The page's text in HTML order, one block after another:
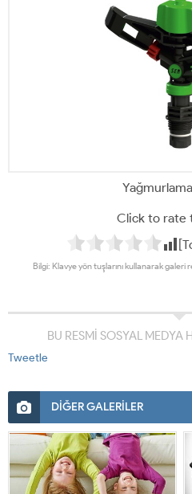
Click to rate
Bilgi: Klavye yön tuşlarını kullanarak
BU RESMİ SOSYAL MEDYA
Tweetle
DİĞER GALERİLER